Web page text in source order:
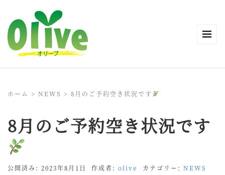
ホーム > NEWS > 8月のご予約空き状況です
8月のご予約空き状況です
公開済み: 2023年8月1日 作成者: olive カテゴリー: NEWS